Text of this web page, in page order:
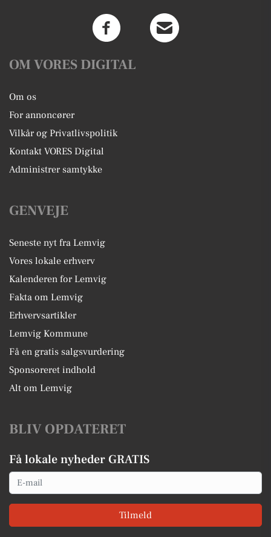
OM VORES DIGITAL
Om os
For annoncører
Vilkår og Privatlivspolitik
Kontakt VORES Digital
Administrer samtykke
GENVEJE
Seneste nyt fra Lemvig
Vores lokale erhverv
Kalenderen for Lemvig
Fakta om Lemvig
Erhvervsartikler
Lemvig Kommune
Få en gratis salgsvurdering
Sponsoreret indhold
Alt om Lemvig
BLIV OPDATERET
Få lokale nyheder GRATIS
Email
Tilmeld